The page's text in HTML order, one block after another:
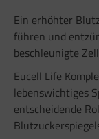
Ein erhöhter
führen und
beschleunigte
Eucell Life
lebenswichtiges
entscheidende